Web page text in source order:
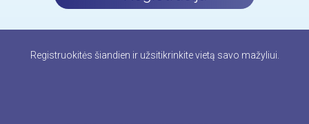
Skaityti daugiau
Registruokitės šiandien ir užsitikrinkite vietą savo mažyliui.